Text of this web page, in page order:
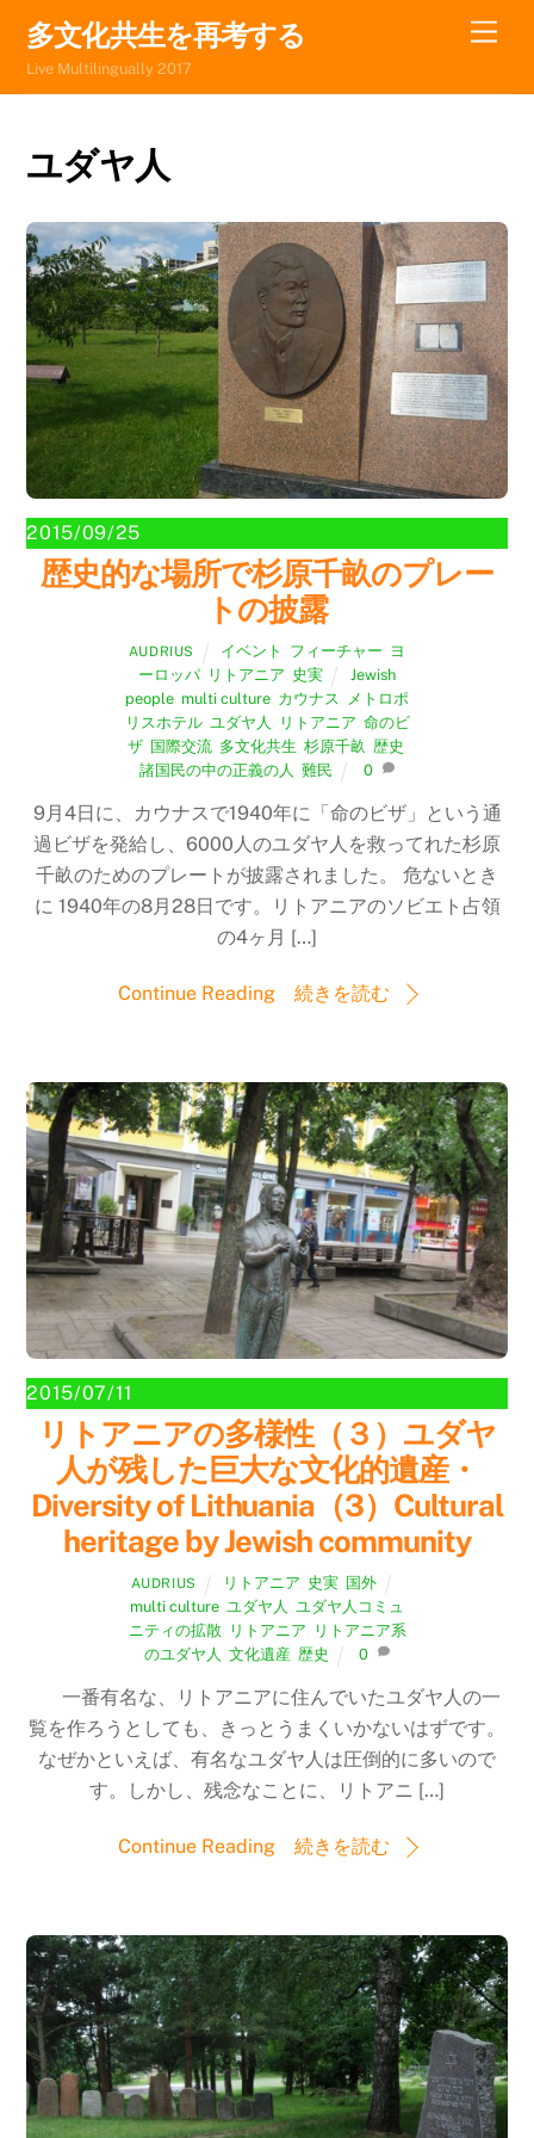
content
多文化共生を再考する
Live Multilingually 2017
ユダヤ人
2015/09/25
歴史的な場所で杉原千畝のプレー
トの披露
AUDRIUS イベント フィーチャー ヨ
ーロッパ リトアニア 史実
Jewish
people multi culture カウナス メトロポ
リスホテル, ユダヤ人 リトアニア 命のビ
ザ, 国際交流, 多文化共生 杉原千畝 歴史
諸国民の中の正義の人 ,難民 0
9月4日に、カウナスで1940年に「命のビザ」という通
過ビザを発給し、6000人のユダヤ人を救ってれた杉原
千畝のためのプレートが披露されました。 危ないとき
に 1940年の8月28日です。リトアニアのソビエト占領
の4ヶ月 […]
Continue Reading 続きを読む
2015/07/11
リトアニアの多様性（３）ユダヤ
人が残した巨大な文化的遺産・
Diversity of Lithuania（3）Cultural
heritage by Jewish community
AUDRIUS リトアニア 史実 国外
multi culture ユダヤ人 ユダヤ人コミュ
ニティの拡散, リトアニア
リトアニア系
のユダヤ人 文化遺産, 歴史 0
一番有名な、リトアニアに住んでいたユダヤ人の一
覧を作ろうとしても、きっとうまくいかないはずです。
なぜかといえば、有名なユダヤ人は圧倒的に多いので
す。しかし、残念なことに、リトアニ […]
Continue Reading 続きを読む